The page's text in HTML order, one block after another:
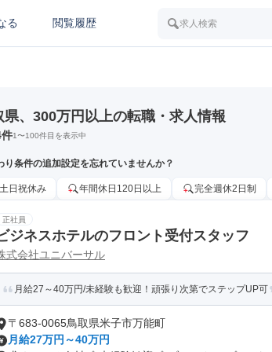
る 閲覧履歴 求人検索
県、300万円以上の転職・求人情報
件1〜100件目を表示中
り条件の追加設定を忘れていませんか？
土日祝休み 年間休日120日以上 完全週休2日制
正社員
ジネスホテルのフロント受付スタッフ
式会社ユニバーサル
月給27～40万円/未経験も歓迎！頑張り次第でステップUP可
〒683-0065鳥取県米子市万能町
月給27万円～40万円